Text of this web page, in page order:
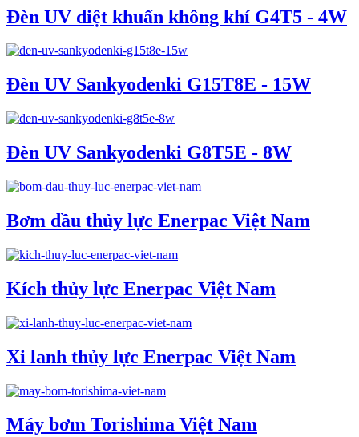
Đèn UV diệt khuẩn không khí G4T5 - 4W
Đèn UV Sankyodenki G15T8E - 15W
Đèn UV Sankyodenki G8T5E - 8W
Bơm dầu thủy lực Enerpac Việt Nam
Kích thủy lực Enerpac Việt Nam
Xi lanh thủy lực Enerpac Việt Nam
Máy bơm Torishima Việt Nam